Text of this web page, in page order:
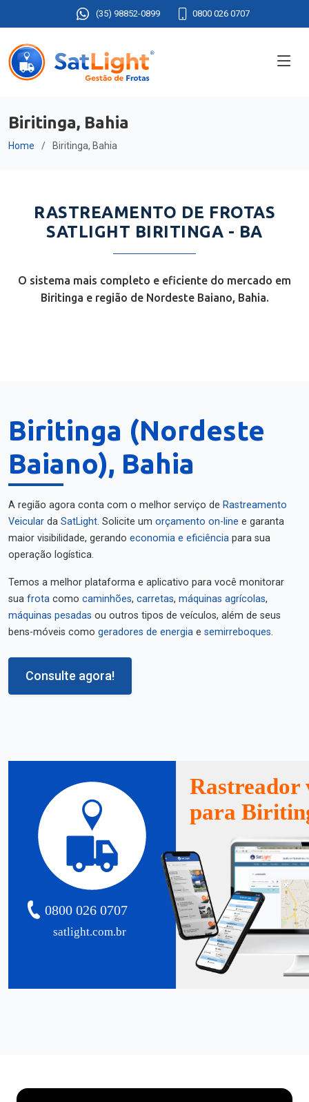
(35) 98852-0899 0800 026 0707
Biritinga, Bahia
Home Biritinga, Bahia
RASTREAMENTO DE FROTAS
SATLIGHT BIRITINGA - BA
O sistema mais completo e eficiente do mercado em
Biritinga e região de Nordeste Baiano, Bahia.
Biritinga (Nordeste
Baiano), Bahia
A região agora conta com o melhor serviço de Rastreamento
Veicular da SatLight. Solicite um orçamento on-line e garanta
maior visibilidade, gerando economia e eficiência para sua
operação logística.
Temos a melhor plataforma e aplicativo para você monitorar
sua frota como caminhões, carretas, máquinas agrícolas,
máquinas pesadas ou outros tipos de veículos, além de seus
bens-móveis como geradores de energia e semirreboques.
Consulte agora!
satlight.com.br
0800 026 0707
Rastreador
para